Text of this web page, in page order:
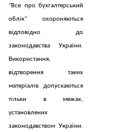
"Все про бухгалтерський
облік" охороняються
відповідно до
законодавства України.
Використання,
відтворення таких
матеріалів допускаються
тільки в межах,
установлених
законодавством України.